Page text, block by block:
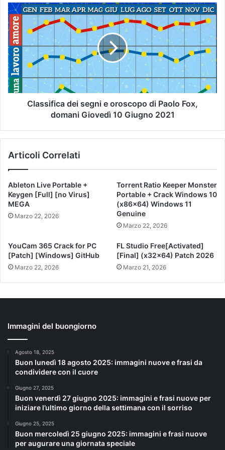
Classifica dei segni e oroscopo di Paolo Fox,
domani Giovedì 10 Giugno 2021
Articoli Correlati
Ableton Live Portable +
Keygen [Full] [no Virus]
MEGA
Marzo 22, 2026
Torrent Ratio Keeper Monster
Portable + Crack Windows 10
(x86x64) Windows 11
Genuine
Marzo 22, 2026
YouCam 365 Crack for PC
[Patch] [Windows] GitHub
Marzo 22, 2026
FL Studio Free[Activated]
[Final] (x32x64) Patch 2026
Marzo 21, 2026
Immagini del buongiorno
Agosto 18, 2025
Buon lunedì 18 agosto 2025: immagini nuove e frasi da
condividere con il cuore
Giugno 27, 2025
Buon venerdì 27 giugno 2025: immagini e frasi nuove per
iniziare l’ultimo giorno della settimana con il sorriso
Giugno 25, 2025
Buon mercoledì 25 giugno 2025: immagini e frasi nuove
per augurare una giornata speciale